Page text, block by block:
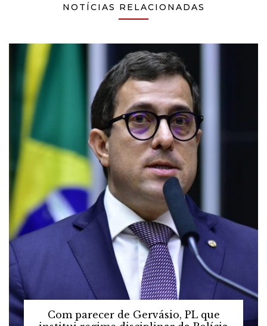
NOTÍCIAS RELACIONADAS
Com parecer de Gervásio, PL que